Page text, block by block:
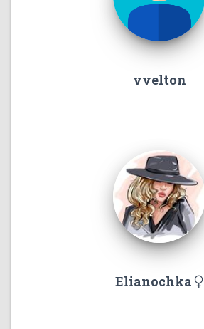
vvelton
Elianochka